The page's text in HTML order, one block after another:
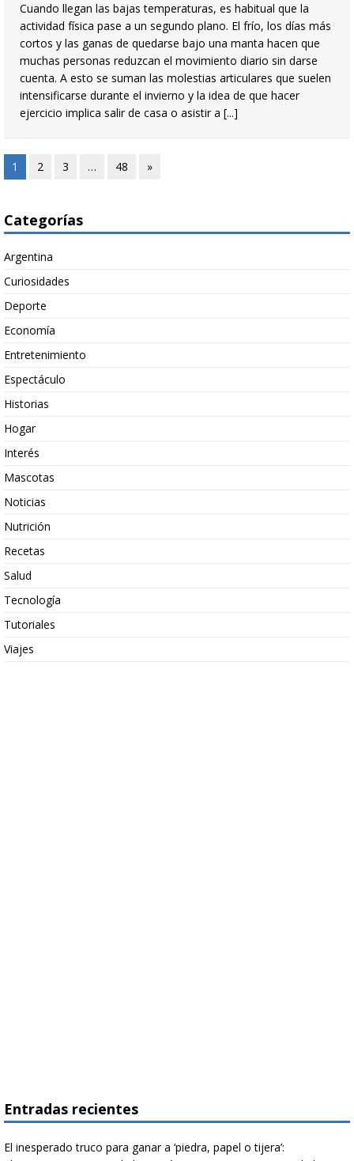
Cuando llegan las bajas temperaturas, es habitual que la
actividad física pase a un segundo plano. El frío, los días más
cortos y las ganas de quedarse bajo una manta hacen que
muchas personas reduzcan el movimiento diario sin darse
cuenta. A esto se suman las molestias articulares que suelen
intensificarse durante el invierno y la idea de que hacer
ejercicio implica salir de casa o asistir a [...]
1 2 3 … 48 »
Categorías
Argentina
Curiosidades
Deporte
Economía
Entretenimiento
Espectáculo
Historias
Hogar
Interés
Mascotas
Noticias
Nutrición
Recetas
Salud
Tecnología
Tutoriales
Viajes
Entradas recientes
El inesperado truco para ganar a ‘piedra, papel o tijera’: